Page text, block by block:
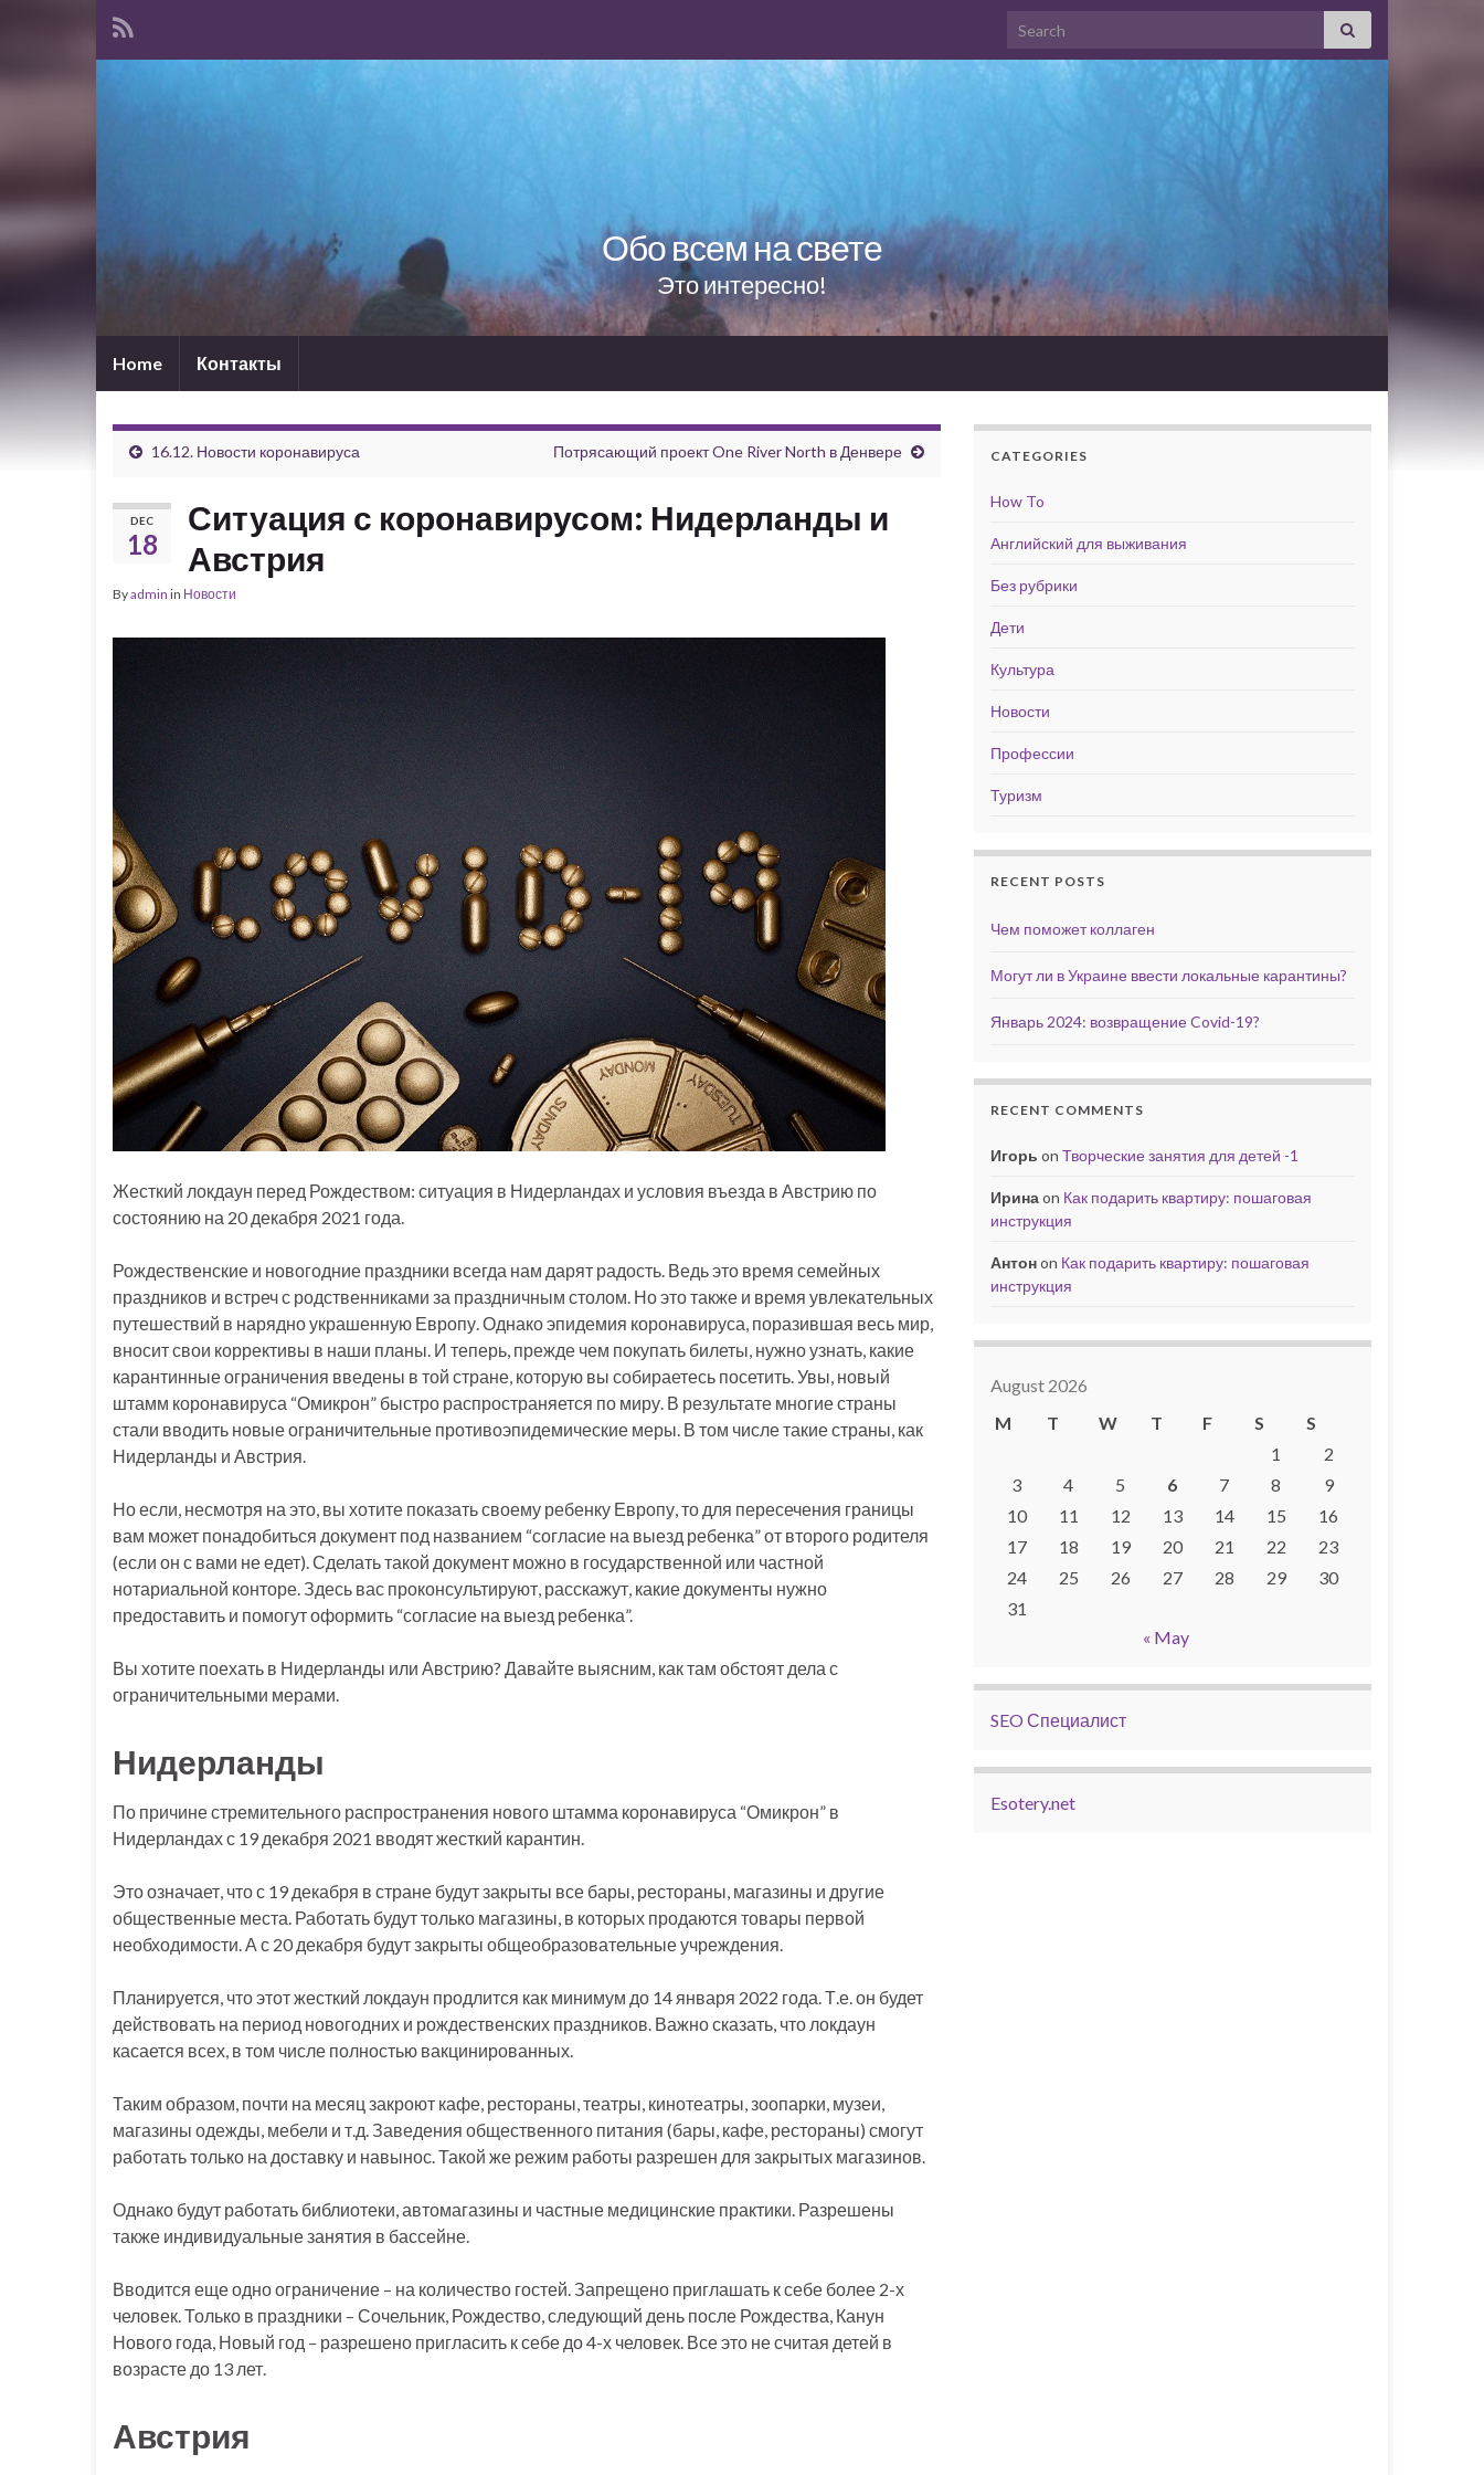
Search for:
Обо всем на свете
Это интересно!
Home Контакты
16.12. Новости коронавируса Потрясающий проект One River North в Денвере
DEC
18
Ситуация с коронавирусом: Нидерланды и
Австрия
Byadmin in Новости
Жесткий локдаун перед Рождеством: ситуация в Нидерландах и условия въезда в Австрию по
состоянию на 20 декабря 2021 года.
Рождественские и новогодние праздники всегда нам дарят радость. Ведь это время семейных
праздников и встреч с родственниками за праздничным столом. Но это также и время увлекательных
путешествий в нарядно украшенную Европу. Однако эпидемия коронавируса, поразившая весь мир,
вносит свои коррективы в наши планы. И теперь, прежде чем покупать билеты, нужно узнать, какие
карантинные ограничения введены в той стране, которую вы собираетесь посетить. Увы, новый
штамм коронавируса “Омикрон” быстро распространяется по миру. В результате многие страны
стали вводить новые ограничительные противоэпидемические меры. В том числе такие страны, как
Нидерланды и Австрия.
Но если, несмотря на это, вы хотите показать своему ребенку Европу, то для пересечения границы
вам может понадобиться документ под названием “согласие на выезд ребенка” от второго родителя
(если он с вами не едет). Сделать такой документ можно в государственной или частной
нотариальной конторе. Здесь вас проконсультируют, расскажут, какие документы нужно
предоставить и помогут оформить “согласие на выезд ребенка”.
Вы хотите поехать в Нидерланды или Австрию? Давайте выясним, как там обстоят дела с
ограничительными мерами.
Нидерланды
По причине стремительного распространения нового штамма коронавируса “Омикрон” в
Нидерландах с 19 декабря 2021 вводят жесткий карантин.
Это означает, что с 19 декабря в стране будут закрыты все бары, рестораны, магазины и другие
общественные места. Работать будут только магазины, в которых продаются товары первой
необходимости. А с 20 декабря будут закрыты общеобразовательные учреждения.
Планируется, что этот жесткий локдаун продлится как минимум до 14 января 2022 года. Т.е. он будет
действовать на период новогодних и рождественских праздников. Важно сказать, что локдаун
касается всех, в том числе полностью вакцинированных.
Таким образом, почти на месяц закроют кафе, рестораны, театры, кинотеатры, зоопарки, музеи,
магазины одежды, мебели и т.д. Заведения общественного питания (бары, кафе, рестораны) смогут
работать только на доставку и навынос. Такой же режим работы разрешен для закрытых магазинов.
Однако будут работать библиотеки, автомагазины и частные медицинские практики. Разрешены
также индивидуальные занятия в бассейне.
Вводится еще одно ограничение – на количество гостей. Запрещено приглашать к себе более 2-х
человек. Только в праздники – Сочельник, Рождество, следующий день после Рождества, Канун
Нового года, Новый год – разрешено пригласить к себе до 4-х человек. Все это не считая детей в
возрасте до 13 лет.
Австрия
CATEGORIES
How To
Английский для выживания
Без рубрики
Дети
Культура
Новости
Профессии
Туризм
RECENT POSTS
Чем поможет коллаген
Могут ли в Украине ввести локальные карантины?
Январь 2024: возвращение Covid-19?
RECENT COMMENTS
Игорь on Творческие занятия для детей -1
Иринаon Как подарить квартиру: пошаговая
инструкция
Антонon Как подарить квартиру: пошаговая
инструкция
August 2026
M
T W T F S
S
1
2
3
4 5 6 7 8
9
10
11 12 13 14 15
16
17
18 19 20 21 22
23
24
25 26 27 28 29
30
31
« May
SEO Специалист
Esotery.net